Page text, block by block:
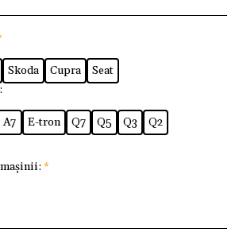
Skoda Cupra
Seat
A7 E-tron Q7 Q5 Q3
Q2
*